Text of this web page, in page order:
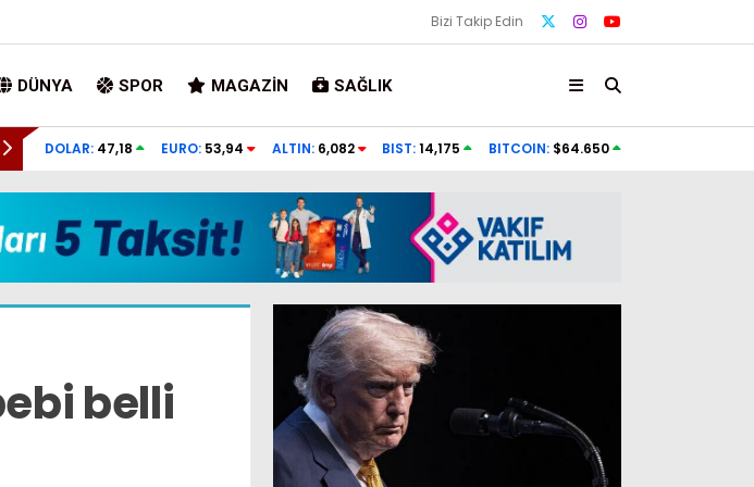
Bizi Takip Edin
DÜNYA SPOR MAGAZIN SAĞLIK
Erdoğan’dan Suudi Arabistan’a çalışma ziyareti Veli Ağbaba’nın ağabeyi tutuklandı
DOLAR: 47,18 EURO: 53,94 ALTIN: 6,082 BIST:14,175 BITCOIN: $64.650
belli